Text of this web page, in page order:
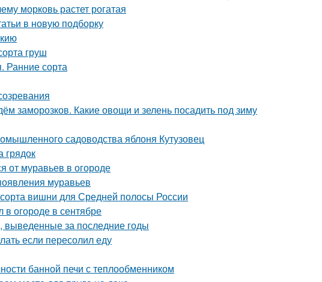
морковь растет рогатая
в новую подборку
груш
Ранние сорта
заморозков. Какие овощи и зелень посадить под зиму
садоводства яблоня Кутузовец
грядок
от муравьев в огороде
муравьев
вишни для Средней полосы России
огороде в сентябре
выведенные за последние годы
если пересолил еду
банной печи с теплообменником